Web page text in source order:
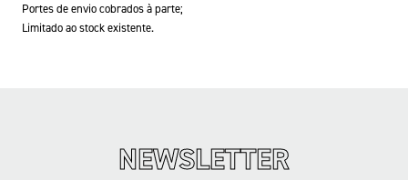
Portes de envio cobrados à parte;
Limitado ao stock existente.
NEWSLETTER